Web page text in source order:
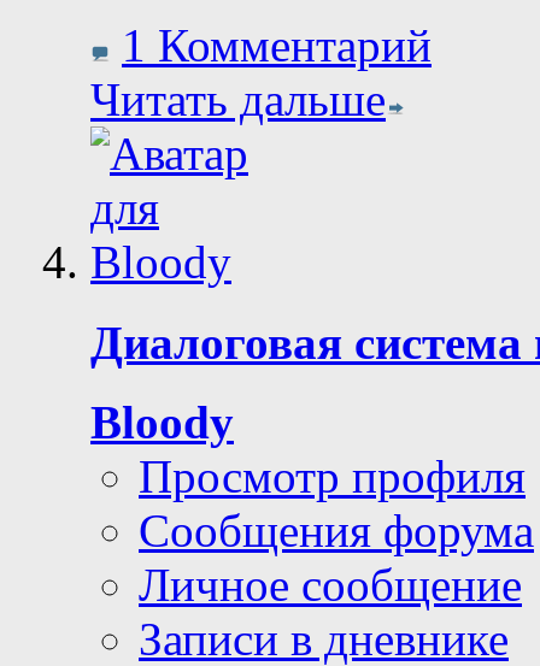
1 Комментарий
Читать дальше
Диалоговая
Bloody
Просмотр профиля
Сообщения форума
Личное сообщение
Записи в дневнике